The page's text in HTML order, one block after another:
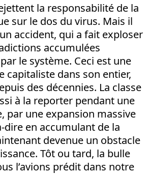
la responsabilité de la
sur le dos du virus. Mais il
accident, qui a fait exploser
accumulées
le système. Ceci est une
capitaliste dans son entier,
des décennies. La classe
à la reporter pendant une
par une expansion massive
dire en accumulant de la
devenue un obstacle
Tôt ou tard, la bulle
l’avions prédit dans notre